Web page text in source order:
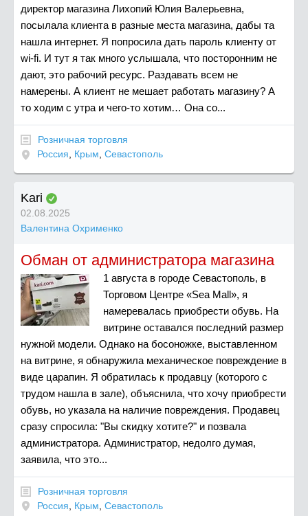
директор магазина Лихопий Юлия Валерьевна,
посылала клиента в разные места магазина, дабы та
нашла интернет. Я попросила дать пароль клиенту от
wi-fi. И тут я так много услышала, что посторонним не
дают, это рабочий ресурс. Раздавать всем не
намерены. А клиент не мешает работать магазину? А
то ходим с утра и чего-то хотим… Она со...
Розничная торговля
Россия, Крым, Севастополь
Kari
02.08.2025
Валентина Охрименко
Обман от администратора магазина
1 августа в городе Севастополь, в
Торговом Центре «Sea Mall», я
намеревалась приобрести обувь. На
витрине оставался последний размер
нужной модели. Однако на босоножке, выставленном
на витрине, я обнаружила механическое повреждение в
виде царапин. Я обратилась к продавцу (которого с
трудом нашла в зале), объяснила, что хочу приобрести
обувь, но указала на наличие повреждения. Продавец
сразу спросила: "Вы скидку хотите?" и позвала
администратора. Администратор, недолго думая,
заявила, что это...
Розничная торговля
Россия
Крым Севастополь